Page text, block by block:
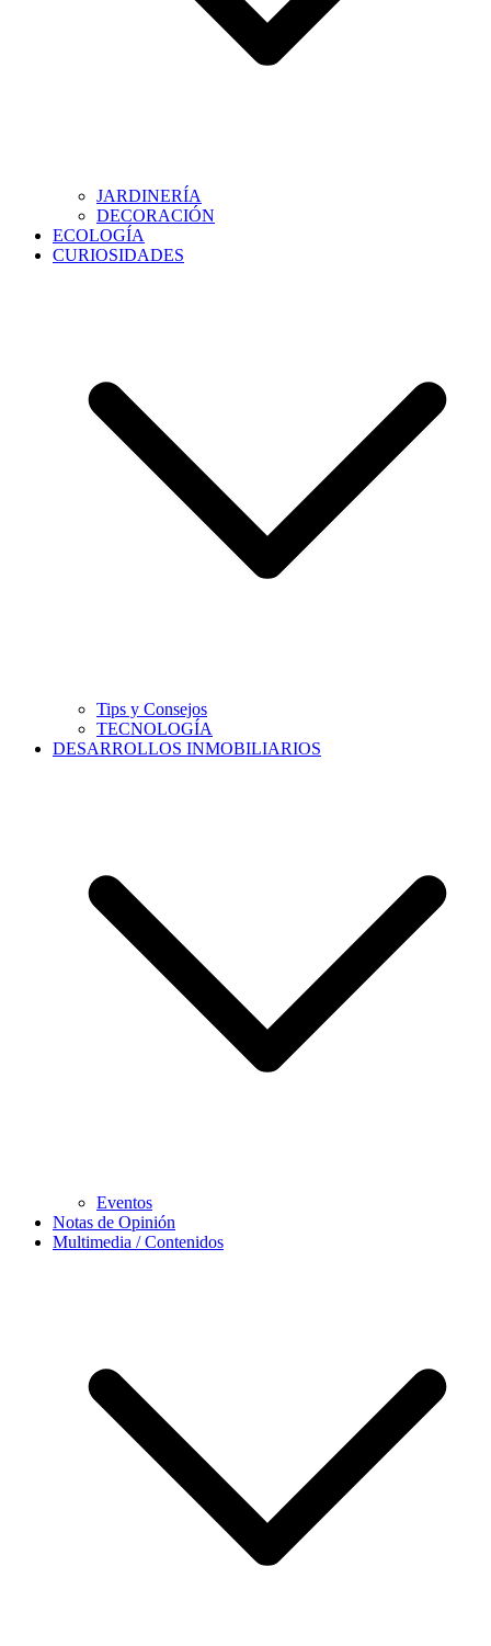
JARDINERÍA
DECORACIÓN
ECOLOGÍA
CURIOSIDADES
Tips y Consejos
TECNOLOGÍA
DESARROLLOS INMOBILIARIOS
Eventos
Notas de Opinión
Multimedia / Contenidos